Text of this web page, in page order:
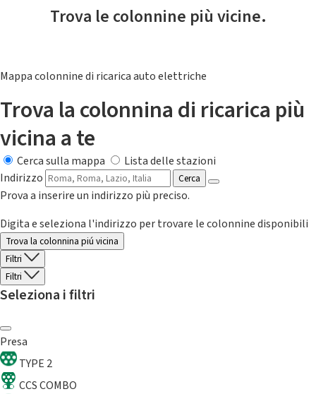
Trova le colonnine più vicine.
Mappa colonnine di ricarica auto elettriche
Trova la colonnina di ricarica più
vicina a te
Cerca sulla mappa
Lista delle stazioni
Indirizzo
Cerca
Prova a inserire un indirizzo più preciso.
Digita e seleziona l'indirizzo per trovare le colonnine disponibili
Trova la colonnina piú vicina
Filtri
Filtri
Seleziona i filtri
Presa
TYPE 2
CCS COMBO